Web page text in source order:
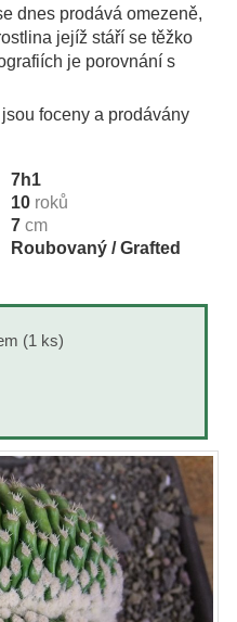
dnes prodává omezeně,
jejíž stáří se těžko
je porovnání s
foceny a prodávány
7h1
10 roků
7 cm
Roubovaný / Grafted
(1 ks)